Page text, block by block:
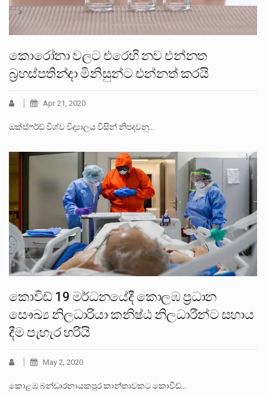
කොරෝනා වලට එරෙහි නව එන්නත
බ්‍රහස්පතින්දා මිනිසුන්ට එන්නත් කරයි
Apr 21, 2020
ඔක්ස්ෆර්ඩ් විශ්ව විද්‍යාලය විසින් නිපදවනු…
කොවිඩ් 19 මර්ධනයේදී කොලඹ ප්‍රධාන
සෞඛ්‍ය නිලධාරියා කනිෂ්ඨ නිලධාරීන්ට සහාය
දීම පැහැර හරියි
May 2, 2020
කොළඹ බන්ඩාරනායකපුර කාන්තාවකට කොවිඩ්…